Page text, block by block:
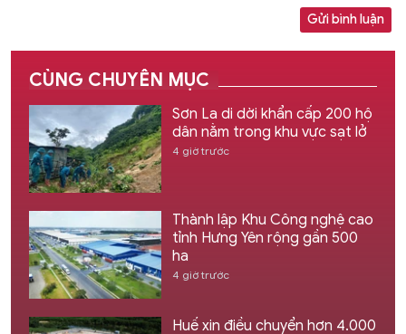
Gửi bình luận
CÙNG CHUYÊN MỤC
Sơn La di dời khẩn cấp 200 hộ
dân nằm trong khu vực sạt lở
4 giờ trước
Thành lập Khu Công nghệ cao
tỉnh Hưng Yên rộng gần 500
ha
4 giờ trước
Huế xin điều chuyển hơn 4.000